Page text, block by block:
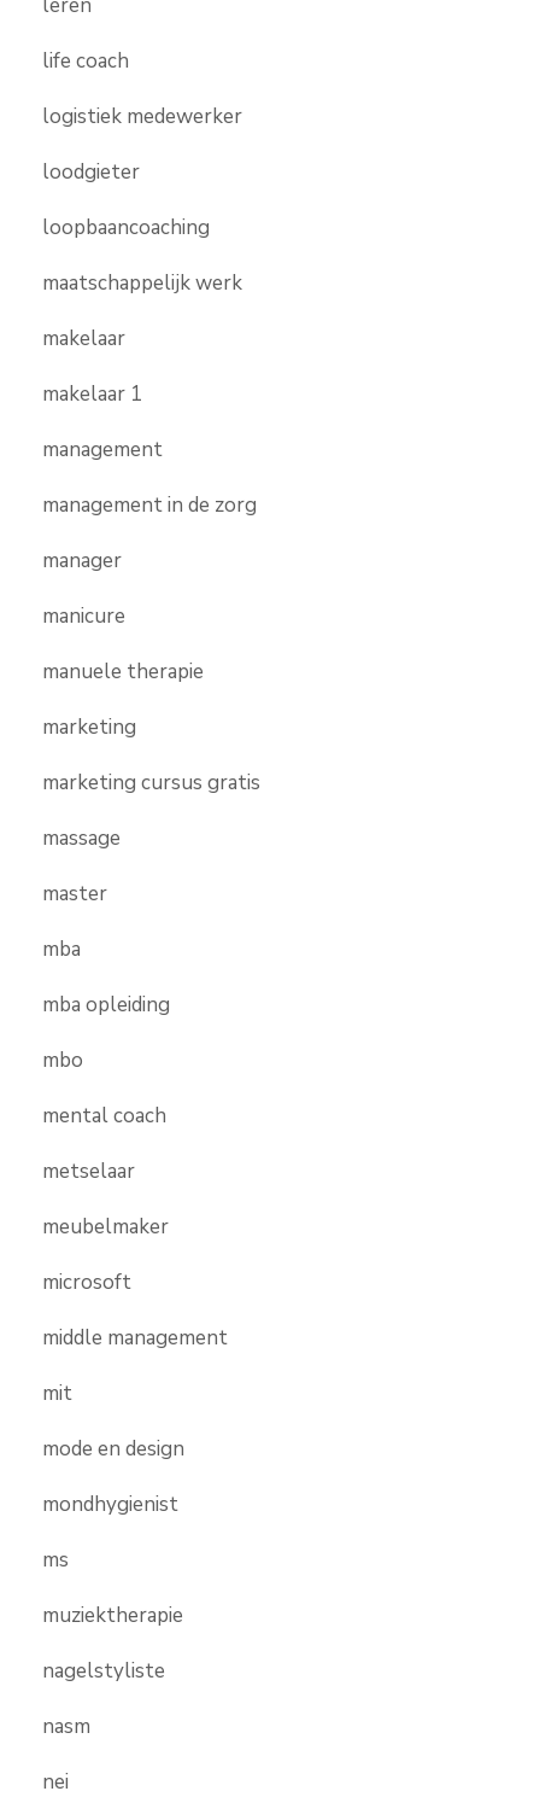
life coach
logistiek medewerker
loodgieter
loopbaancoaching
maatschappelijk werk
makelaar
makelaar 1
management
management in de zorg
manager
manicure
manuele therapie
marketing
marketing cursus gratis
massage
master
mba
mba opleiding
mbo
mental coach
metselaar
meubelmaker
microsoft
middle management
mit
mode en design
mondhygienist
ms
muziektherapie
nagelstyliste
nasm
nei